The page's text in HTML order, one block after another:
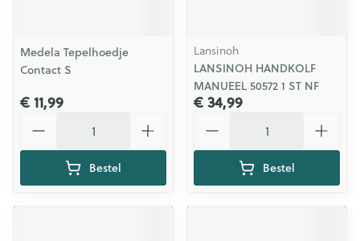
Medela Tepelhoedje
Contact S
€ 11,99
Bestel
Lansinoh
LANSINOH HANDKOLF
MANUEEL 50572 1 ST NF
€ 34,99
Bestel